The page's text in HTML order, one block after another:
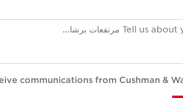
communications from Cushman &